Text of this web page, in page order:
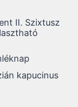
II. Szixtusz
kapucinus